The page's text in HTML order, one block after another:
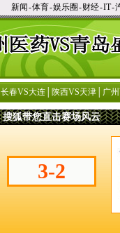
新闻-体育-娱乐圈 -财经-IT-
长春VS大连 陕西VS天津 广
搜狐带您直击赛场风云
3-2